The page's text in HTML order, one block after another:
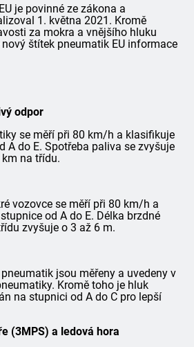
je povinné ze zákona a
1. května 2021. Kromě
za mokra a vnějšího hluku
štítek pneumatik EU informace
odpor
se měří při 80 km/h a klasifikuje
A do E. Spotřeba paliva se zvyšuje
na třídu.
vozovce se měří při 80 km/h a
od A do E. Délka brzdné
zvyšuje o 3 až 6 m.
jsou měřeny a uvedeny v
Kromě toho je hluk
na stupnici od A do C pro lepší
(3MPS) a ledová hora